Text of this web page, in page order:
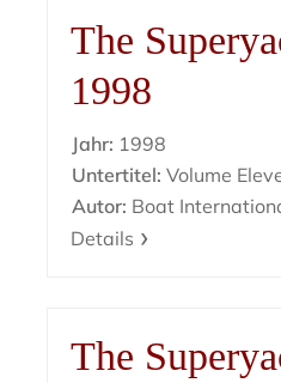
The
1998
Jahr: 1998
Untertitel: Volume
Autor: Boat
Details
The